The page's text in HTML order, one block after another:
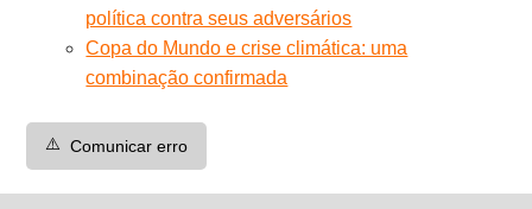
política contra seus adversários
Copa do Mundo e crise climática: uma
combinação confirmada
⚠️ Comunicar erro